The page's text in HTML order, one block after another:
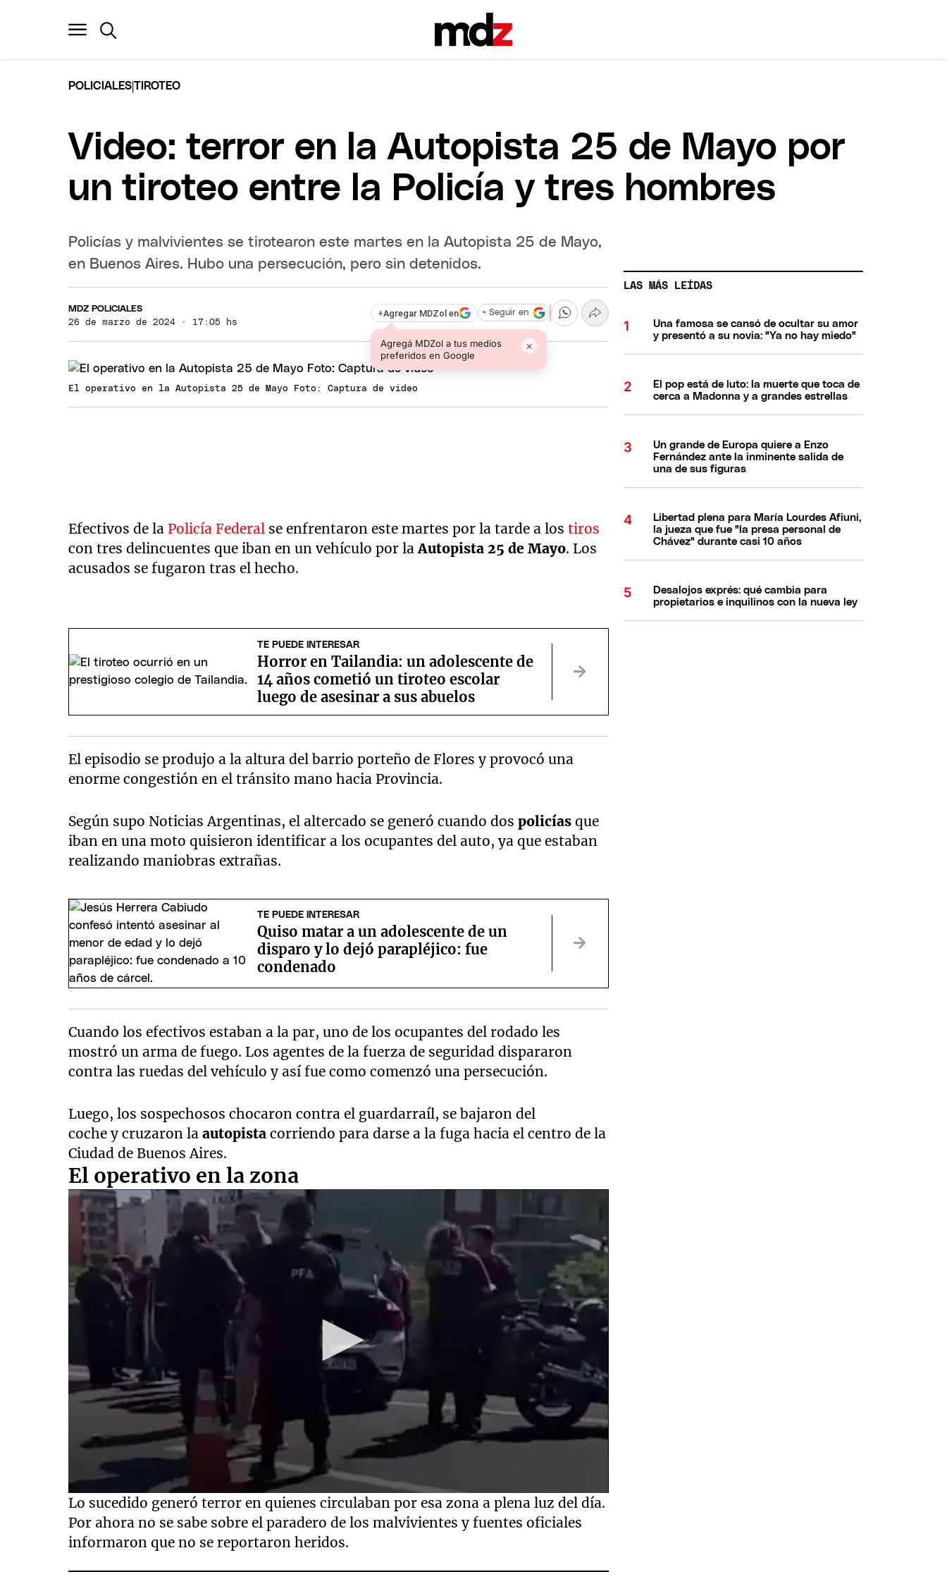
POLICIALES|TIROTEO
Video: terror en la Autopista 25 de Mayo por
un tiroteo entre la Policía y tres hombres
Policías y malvivientes se tirotearon este martes en la Autopista 25 de Mayo,
en Buenos Aires. Hubo una persecución, pero sin detenidos.
MDZ POLICIALES
26 de marzo de 2024 · 17:05 hs
+Agregar MDZol en
Agregá MDZol a tus medios
preferidos en Google
×
+ Seguir en
El operativo en la Autopista 25 de Mayo Foto: Captura de video
Efectivos de la Policía Federal se enfrentaron este martes por la tarde a los tiros
con tres delincuentes que iban en un vehículo por laAutopista 25 de Mayo. Los
acusados se fugaron tras el hecho.
TE PUEDE INTERESAR
Horror en Tailandia: un adolescente de
14 años cometió un tiroteo escolar
luego de asesinar a sus abuelos
El episodio se produjo a la altura del barrio porteño de Flores y provocó una
enorme congestión en el tránsito mano hacia Provincia.
Según supo Noticias Argentinas, el altercado se generó cuando dospolicíasque
iban en una moto quisieron identificar a los ocupantes del auto, ya que estaban
realizando maniobras extrañas.
TE PUEDE INTERESAR
Quiso matar a un adolescente de un
disparo y lo dejó parapléjico: fue
condenado
Cuando los efectivos estaban a la par, uno de los ocupantes del rodado les
mostró un arma de fuego. Los agentes de la fuerza de seguridad dispararon
contra las ruedas del vehículo y así fue como comenzó una persecución.
Luego, los sospechosos chocaron contra el guardarraíl, se bajaron del
coche y cruzaron laautopista corriendo para darse a la fuga hacia el centro de la
Ciudad de Buenos Aires.
El operativo en la zona
0
seconds
of
15
secondsVolume
Lo sucedido generó terror en quienes circulaban por esa zona a plena luz del día.
Por ahora no se sabe sobre el paradero de los malvivientes y fuentes oficiales
informaron que no se reportaron heridos.
LAS MÁS LEÍDAS
Una famosa se cansó de ocultar su amor
y presentó a su novia: "Ya no hay miedo"
El pop está de luto: la muerte que toca de
cerca a Madonna y a grandes estrellas
Un grande de Europa quiere a Enzo
Fernández ante la inminente salida de
una de sus figuras
Libertad plena para María Lourdes Afiuni,
la jueza que fue "la presa personal de
Chávez" durante casi 10 años
Desalojos exprés: qué cambia para
propietarios e inquilinos con la nueva ley